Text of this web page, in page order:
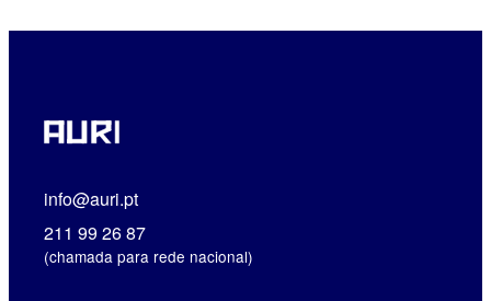
info@auri.pt
211 99 26 87
(chamada para rede nacional)